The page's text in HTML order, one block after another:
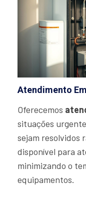
Atendimento
Oferecemos
situações
sejam resolvidos
disponível para
minimizando o
equipamentos.